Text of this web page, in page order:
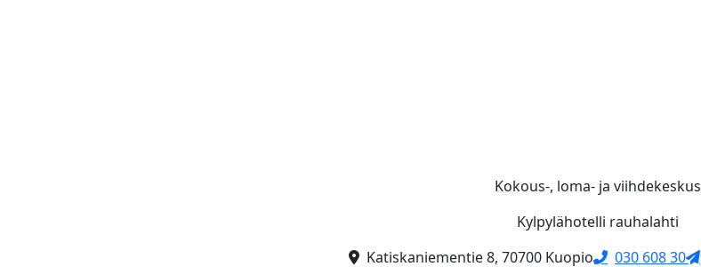
Kokous-, loma- ja viihdekeskus
Kylpylähotelli rauhalahti
Katiskaniementie 8, 70700 Kuopio
030 608 30